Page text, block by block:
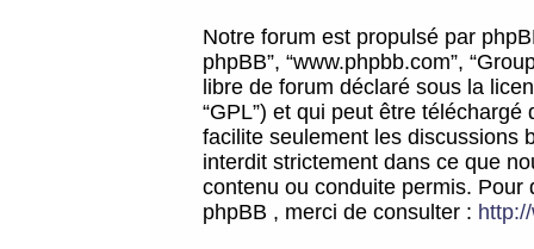
Notre forum est propulsé par
phpBB”, “www.phpbb.com”,
libre de forum déclaré sous la
“GPL”) et qui peut être téléchargé
facilite seulement les discussions
interdit strictement dans ce que
contenu ou conduite permis.
phpBB , merci de consulter :